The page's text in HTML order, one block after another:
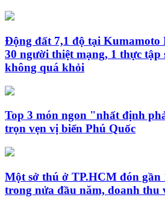
Động đất 7,1 độ tại Kumamoto
30 người thiệt mạng, 1 thực tập
không quá khỏi
Top 3 món ngon "nhất định
trọn vẹn vị biển Phú Quốc
Một sở thú ở TP.HCM đón gần
trong nửa đầu năm, doanh thu